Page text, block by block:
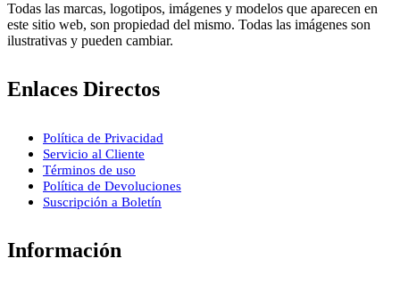
Todas las marcas, logotipos, imágenes y modelos que aparecen en
este sitio web, son propiedad del mismo. Todas las imágenes son
ilustrativas y pueden cambiar.
Enlaces Directos
Política de Privacidad
Servicio al Cliente
Términos de uso
Política de Devoluciones
Suscripción a Boletín
Información